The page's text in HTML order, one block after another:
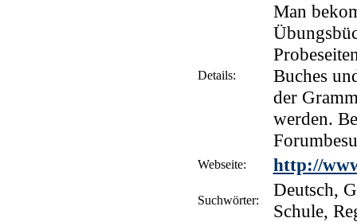
Details:
Man
Buches
der
werden.
Webseite: http://
Suchwörter:
Deutsch,
Schule,